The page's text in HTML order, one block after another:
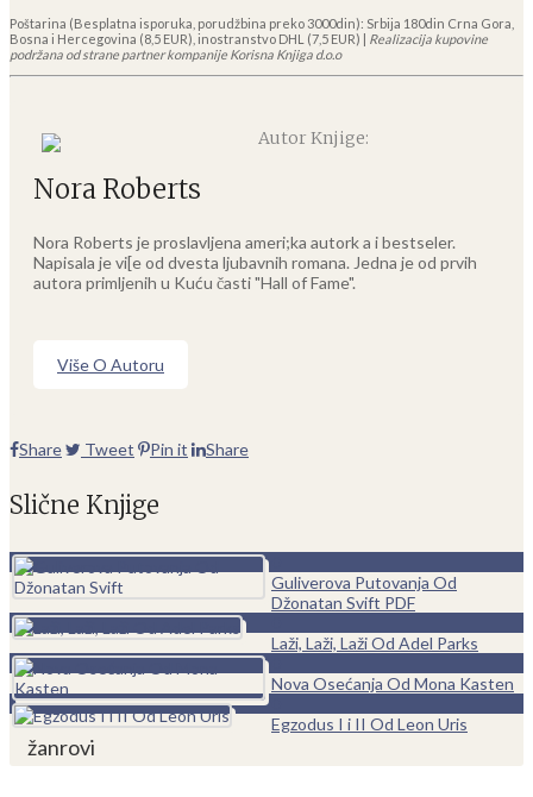
Poštarina (Besplatna isporuka, porudžbina preko 3000din): Srbija 180din Crna Gora,
Bosna i Hercegovina (8,5 EUR), inostranstvo DHL (7,5 EUR) | Realizacija kupovine
podržana od strane partner kompanije Korisna Knjiga d.o.o
Autor Knjige:
Nora Roberts
Nora Roberts je proslavljena ameri;ka autork a i bestseler.
Napisala je vi[e od dvesta ljubavnih romana. Jedna je od prvih
autora primljenih u Kuću časti "Hall of Fame".
Više O Autoru
Share Tweet Pin it Share
Slične Knjige
Guliverova Putovanja Od
Džonatan Svift PDF
Laži, Laži, Laži Od Adel Parks
Nova Osećanja Od Mona Kasten
Egzodus I i II Od Leon Uris
žanrovi